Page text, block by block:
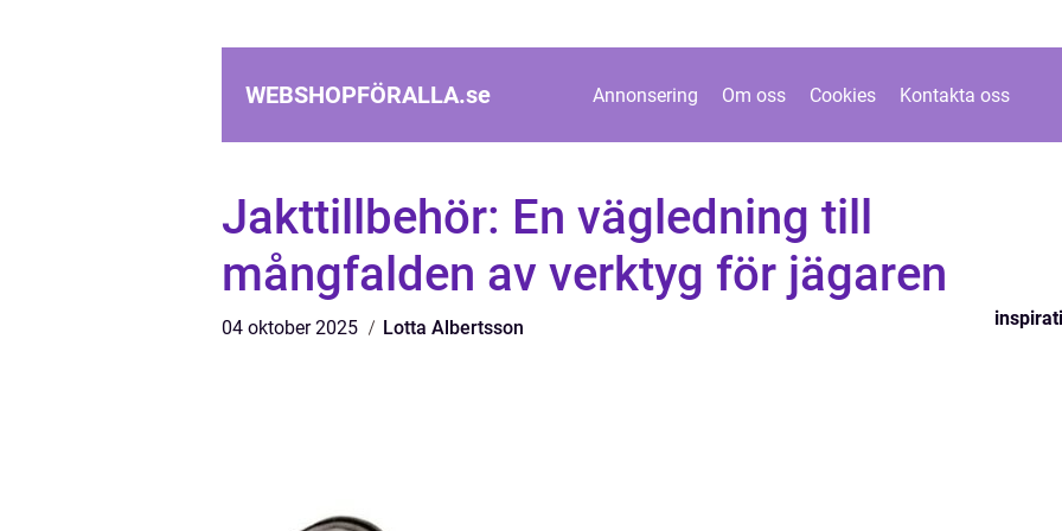
WEBSHOPFÖRALLA.se Annonsering Om oss Cookies Kontakta oss
Jakttillbehör: En vägledning till
mångfalden av verktyg för jägaren
04 oktober 2025 Lotta Albertsson